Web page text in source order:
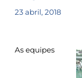
23 abril, 2018
As equipes